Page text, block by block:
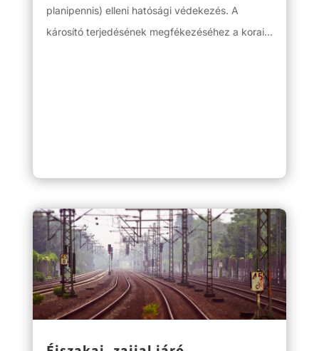
planipennis) elleni hatósági védekezés. A
károsító terjedésének megfékezéséhez a korai...